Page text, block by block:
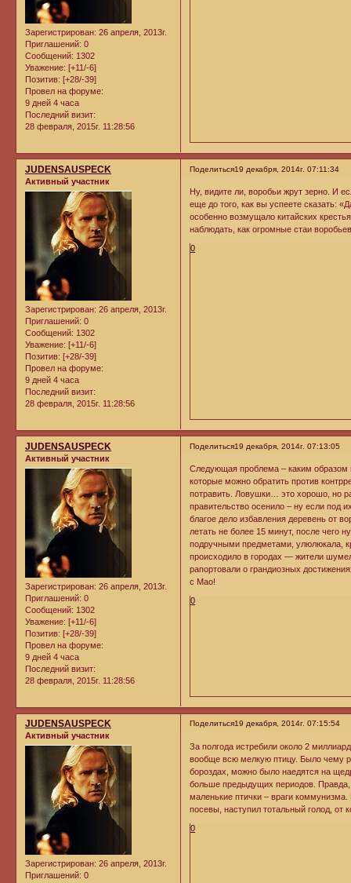
Зарегистрирован: 26 апреля, 2013г.
Приглашений: 0
Сообщений: 1302
Уважение: [+11/-6]
Позитив: [+28/-39]
Провел на форуме:
9 дней 4 часа
Последний визит:
28 февраля, 2015г. 11:28:56
Поделиться19 декабря, 2014г. 07:11:34
JUDENSAUSPECK
Активный участник
Зарегистрирован: 26 апреля, 2013г.
Приглашений: 0
Сообщений: 1302
Уважение: [+11/-6]
Позитив: [+28/-39]
Провел на форуме:
9 дней 4 часа
Последний визит:
28 февраля, 2015г. 11:28:56
Ну, видите ли, воробьи жрут зерно. И
еще до того, как вы успеете сказать:
особенно возмущало китайских
наблюдать, как огромные стаи
0
Поделиться19 декабря, 2014г. 07:13:05
JUDENSAUSPECK
Активный участник
Зарегистрирован: 26 апреля, 2013г.
Приглашений: 0
Сообщений: 1302
Уважение: [+11/-6]
Позитив: [+28/-39]
Провел на форуме:
9 дней 4 часа
Последний визит:
28 февраля, 2015г. 11:28:56
Следующая проблема – каким образом
которые можно обратить против
потравить. Ловушки… это хорошо, но
правительство осенило – ну если под
благое дело избавления деревень от
летать не более 15 минут, после чего
подручными предметами, улюлюкала,
происходило в городах — жители
рапортовали о грандиозных
с Мао!
0
Поделиться19 декабря, 2014г. 07:15:54
JUDENSAUSPECK
Активный участник
Зарегистрирован: 26 апреля, 2013г.
Приглашений: 0
За полгода истребили около 2
вообще всю мелкую птицу. Было чему
бороздах, можно было наедятся на
больше предыдущих периодов.
маленькие птички – враги
посевы, наступил тотальный голод, от
0